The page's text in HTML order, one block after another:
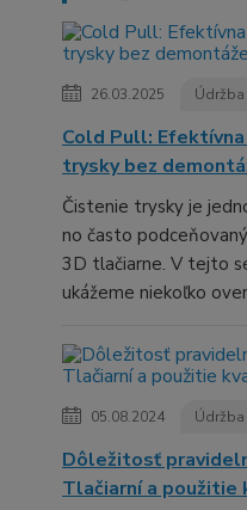
26.03.2025
Cold Pull:
trysky bez
Čistenie trysky je
no často
3D tlačiarne. V tejto
ukážeme niekoľko
05.08.2024
Dôležitosť
Tlačiarní a použitie